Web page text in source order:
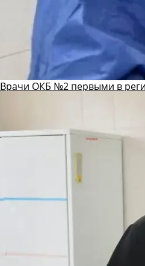
Врачи ОКБ №2 первыми в